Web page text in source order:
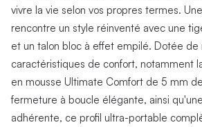
vivre la vie selon vos propres termes.
rencontre un style réinventé avec une
et un talon bloc à effet empilé. Dotée de
caractéristiques de confort, notamment
en mousse Ultimate Comfort de 5 mm
fermeture à boucle élégante, ainsi
adhérente, ce profil ultra-portable